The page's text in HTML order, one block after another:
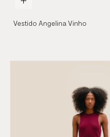
Vestido Angelina Vinho